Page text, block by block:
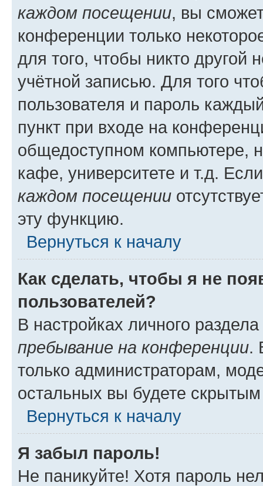
каждом посещении, вы
конференции только
для того, чтобы никто другой
учётной записью. Для того
пользователя и пароль
пункт при входе на
общедоступном компьютере,
кафе, университете и т.д.
каждом посещении
эту функцию.
Вернуться к началу
Как сделать, чтобы я не
пользователей?
В настройках личного
пребывание на конференции.
только администраторам,
остальных вы будете
Вернуться к началу
Я забыл пароль!
Не паникуйте! Хотя пароль